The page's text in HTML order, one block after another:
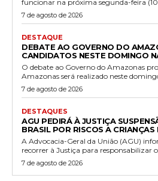
funcionar na próxima segunda-feira
7 de agosto de 2026
DESTAQUE
DEBATE AO GOVERNO DO
CANDIDATOS NESTE DOMINGO
O debate ao Governo do Amazonas
Amazonas será realizado neste
7 de agosto de 2026
DESTAQUES
AGU PEDIRÁ À JUSTIÇA
BRASIL POR RISCOS A CRIANÇAS
A Advocacia-Geral da União (AGU)
recorrer à Justiça para responsabilizar
7 de agosto de 2026